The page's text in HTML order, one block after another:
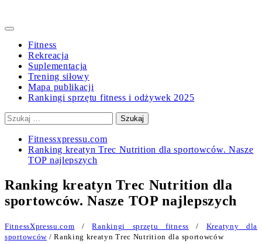
Primary
Fitness
Rekreacja
Suplementacja
Trening siłowy
Mapa publikacji
Rankingi sprzętu fitness i odżywek 2025
Szukaj:
Fitnessxpressu.com
Ranking kreatyn Trec Nutrition dla sportowców. Nasze
TOP najlepszych
Ranking kreatyn Trec Nutrition dla
sportowców. Nasze TOP najlepszych
FitnessXpressu.com /Rankingi sprzętu fitness / Kreatyny dla
sportowców / Ranking kreatyn Trec Nutrition dla sportowców